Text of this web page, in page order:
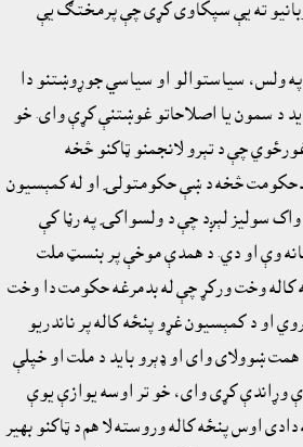
ته يې سپکاوى کړى چې پرمختګ يې
ولس، سياستوالو او سياسي جوړوښتنو دا
د سمون يا اصلاحاتو غوښتنې کړې واى. خو
چې د تېرو لانجمنو ټاکنو څخه
ګدحکومت څخه د ښې حکومتولۍ او له کمېسيون
سوليز لېږد چې د ولسواکۍ په رڼا کې
وې او دي. د همدې موخې پر بنسټ ملت
کاله وخت ورکړ چې له بدمرغه حکومت دا وخت
او د کمېسيون غړو پنځه کاله پر ناندريو
ښوولاى واى او ډېرو بايد د ملت او خپلې
وړاندې کړى واى، خو تر اوسه يوازې يوې
اوس پنځه کاله وروسته لا هم د ټاکنو بهير